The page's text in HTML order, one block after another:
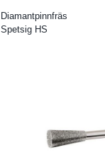
Diamantpinnfräs
Spetsig HS